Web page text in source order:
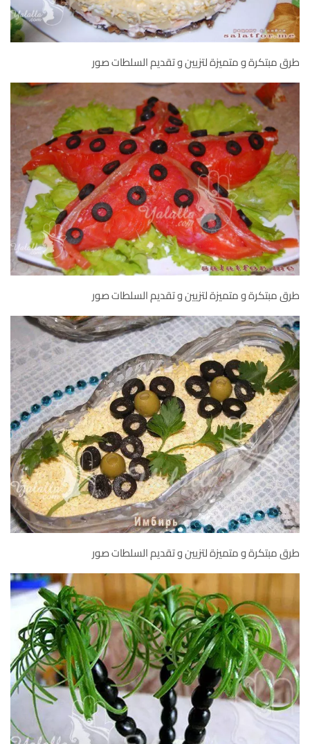
طرق مبتكرة و متميزة لتزيين و تقديم السلطات صور
طرق مبتكرة و متميزة لتزيين و تقديم السلطات صور
طرق مبتكرة و متميزة لتزيين و تقديم السلطات صور